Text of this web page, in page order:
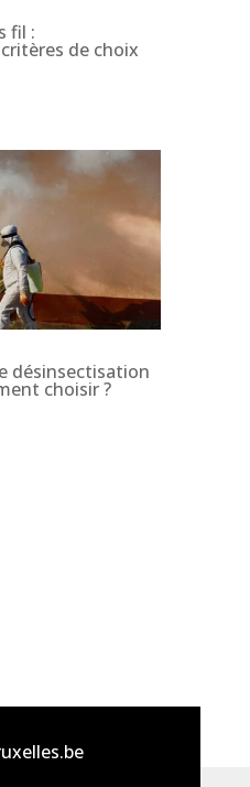
fil :
de choix
désinsectisation
choisir ?